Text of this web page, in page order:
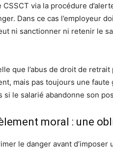
via la procédure
Dans ce cas l’employeur
ni sanctionner ni retenir le
que l’abus de droit de
mais pas toujours une faute
si le salarié abandonne son
moral : une
le danger avant